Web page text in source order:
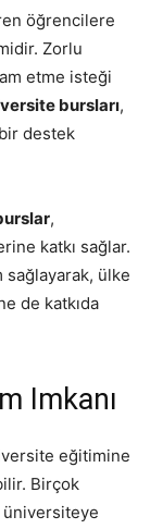
öğrencilere
Zorlu
etme isteği
bursları,
destek
,
katkı sağlar.
sağlayarak, ülke
de katkıda
Imkanı
eğitimine
Birçok